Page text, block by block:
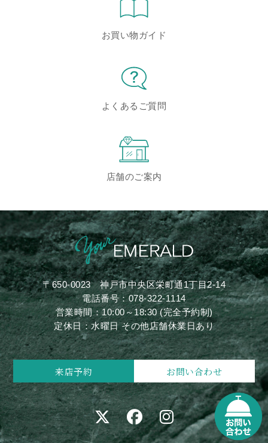
お買い物ガイド
よくあるご質問
店舗のご案内
〒650-0023神戸市中央区栄町通1丁目2-14
電話番号：078-322-1114
営業時間：10:00～18:30 (完全予約制)
定休日：水曜日 その他店舗休業日あり
来店予約 お問い合わせ